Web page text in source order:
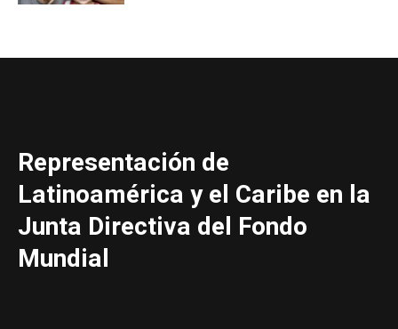
Representación de
Latinoamérica y el Caribe en la
Junta Directiva del Fondo
Mundial